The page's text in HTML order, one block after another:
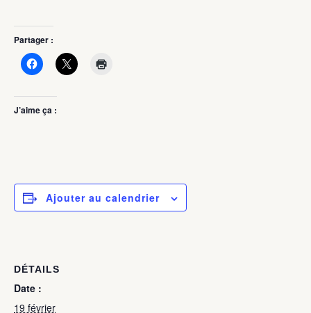
Partager :
J’aime ça :
Ajouter au calendrier
DÉTAILS
Date :
19 février